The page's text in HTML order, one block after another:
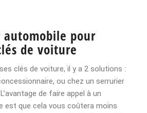
automobile pour
de voiture
clés de voiture, il y a 2 solutions :
ou chez un serrurier
de faire appel à un
est que cela vous coûtera moins